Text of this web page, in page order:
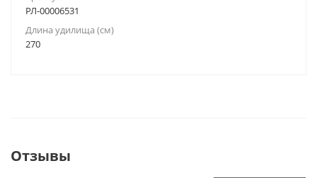
РЛ-00006531
Длина удилища (см)
270
Отзывы